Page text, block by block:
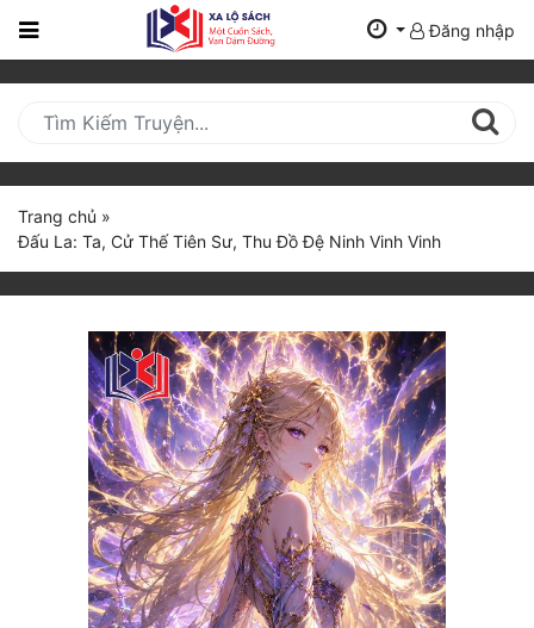
Trang
Mới
Cập
Nhật
(current)
Truyện Mới Ra
Hoàn Thành
Đăng nhập
Trang chủ »
Đấu La: Ta, Cử Thế Tiên Sư, Thu Đồ Đệ Ninh Vinh Vinh